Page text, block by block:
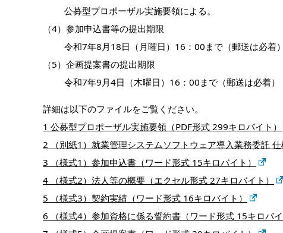
公募型プロポーザル実施要領による。
（4）参加申込書等の提出期限
令和7年8月18日（月曜日）16：00まで（郵送は必着）
（5）企画提案書の提出期限
令和7年9月4日（木曜日）16：00まで（郵送は必着）
詳細は以下のファイルをご覧ください。
1 公募型プロポーザル実施要領（PDF形式 299キロバイト）
2 （別紙1）就業管理システムソフトウェア導入業務委託 仕
3 （様式1）参加申込書（ワード形式 15キロバイト）
4 （様式2）法人等の概要（エクセル形式 27キロバイト）
5 （様式3）契約実績（ワード形式 16キロバイト）
6 （様式4）参加資格に係る誓約書（ワード形式 15キロバイ